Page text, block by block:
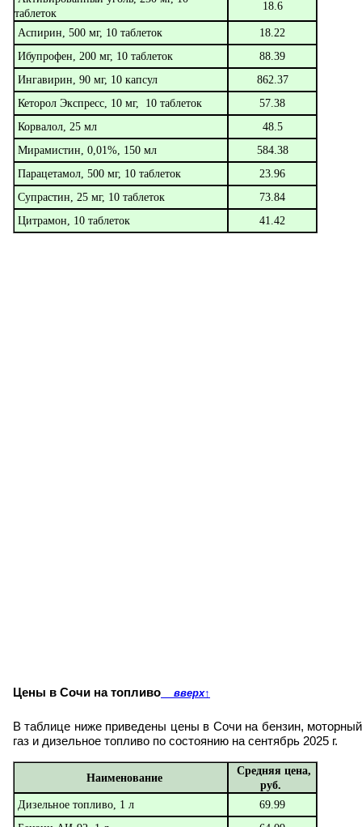
таблеток
18.6
Аспирин, 500 мг, 10 таблеток
18.22
Ибупрофен, 200 мг, 10 таблеток
88.39
Ингавирин, 90 мг, 10 капсул
862.37
Кеторол Экспресс, 10 мг, 10 таблеток
57.38
Корвалол, 25 мл
48.5
Мирамистин, 0,01%, 150 мл
584.38
Парацетамол, 500 мг, 10 таблеток
23.96
Супрастин, 25 мг, 10 таблеток
73.84
Цитрамон, 10 таблеток
41.42
Цены в Сочи на топливо вверх↑
В таблице ниже приведены цены в Сочи на бензин, моторный
газ и дизельное топливо по состоянию на сентябрь 2025 г.
Наименование
Средняя цена,
руб.
Дизельное топливо, 1 л
69.99